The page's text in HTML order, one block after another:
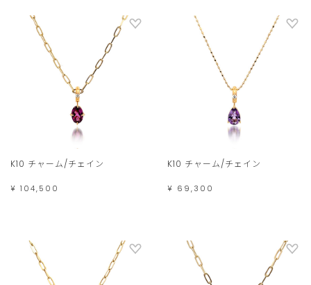
K10 チャーム/チェイン
¥ 104,500
K10 チャーム/チェイン
¥ 69,300